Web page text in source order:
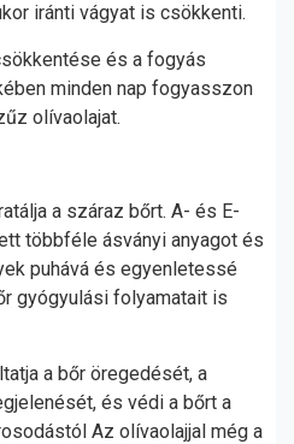
iránti vágyat is csökkenti.
és a fogyás
minden nap fogyasszon
olívaolajat.
a száraz bőrt. A- és E-
többféle ásványi anyagot és
puhává és egyenletessé
gyógyulási folyamatait is
a bőr öregedését, a
és védi a bőrt a
Az olívaolajjal még a